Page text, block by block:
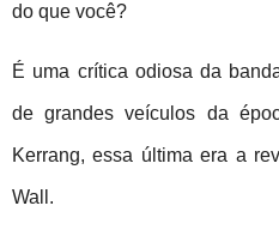
do que você?
É uma crítica odiosa da
de grandes veículos da
Kerrang, essa última era a
Wall.